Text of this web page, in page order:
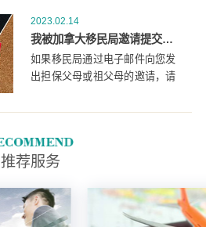
2023.02.14
我被加拿大移民局邀请提交担保我父母和祖父母的申请。我接下来该怎么做？
如果移民局通过电子邮件向您发
出担保父母或祖父母的邀请，请
确保您：阅读说明指南并完成申
整申请发送给移民局.
推荐服务